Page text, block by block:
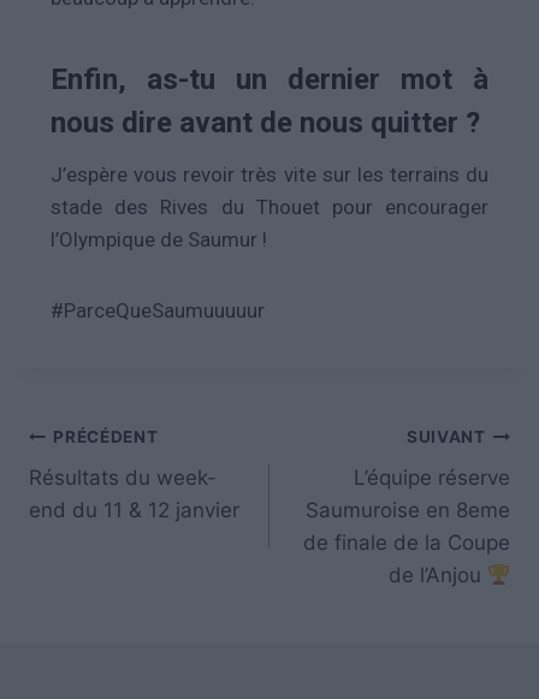
Enfin, as-tu un dernier mot à
nous dire avant de nous quitter ?
J’espère vous revoir très vite sur les terrains du
stade des Rives du Thouet pour encourager
l’Olympique de Saumur !
#ParceQueSaumuuuuur
PRÉCÉDENT
Résultats du week-
end du 11 & 12 janvier
SUIVANT
L’équipe réserve
Saumuroise en 8eme
de finale de la Coupe
de l’Anjou